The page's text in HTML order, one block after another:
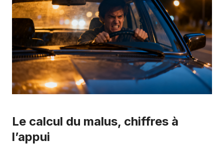
Le calcul du malus, chiffres à
l’appui